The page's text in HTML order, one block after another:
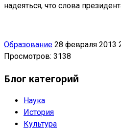
надеяться, что слова
Образование 28 февраля 2013
Просмотров: 3138
Блог категорий
Наука
История
Культура